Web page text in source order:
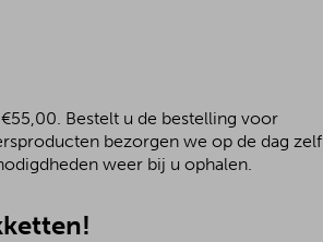
Bestelt u de bestelling voor
bezorgen we op de dag zelf
weer bij u ophalen.